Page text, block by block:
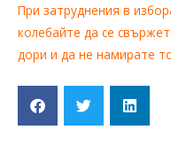
BLOMBERG
5635110100
При затруднения в
колебайте да се
дори и да не намирате